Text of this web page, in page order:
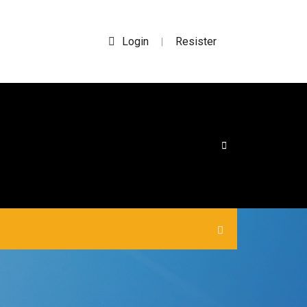
Login | Resister